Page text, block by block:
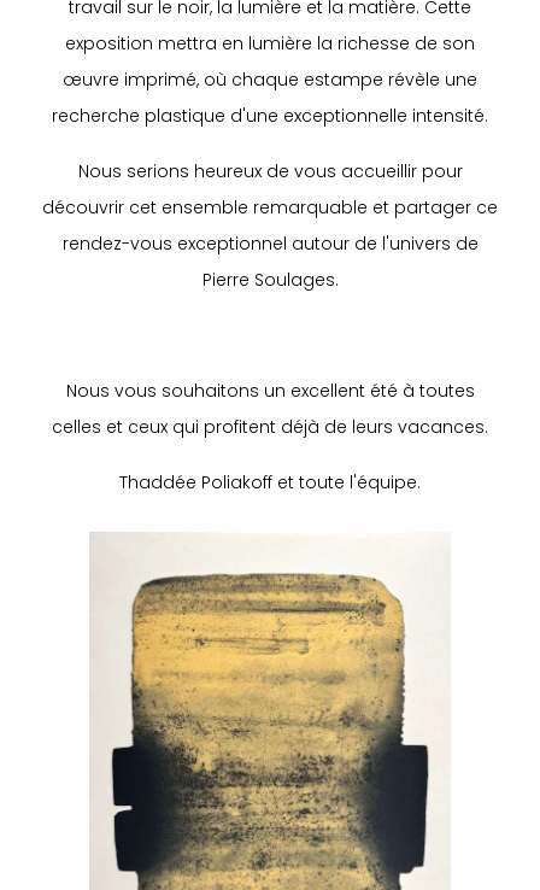
travail sur le noir, la lumière et la matière. Cette
exposition mettra en lumière la richesse de son
œuvre imprimé, où chaque estampe révèle une
recherche plastique d'une exceptionnelle intensité.
Nous serions heureux de vous accueillir pour
découvrir cet ensemble remarquable et partager ce
rendez-vous exceptionnel autour de l'univers de
Pierre Soulages.
Nous vous souhaitons un excellent été à toutes
celles et ceux qui profitent déjà de leurs vacances.
Thaddée Poliakoff et toute l'équipe.